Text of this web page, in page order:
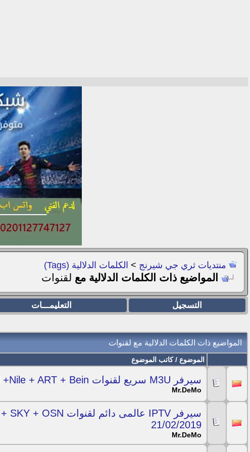
منتديات ثري جي شيرنج > الكلمات الدلالية (Tags)
المواضيع ذات الكلمات الدلالية مع لقنوات
التسجيل التعليمـــات
المواضيع ذات الكلمات الدلالية مع لقنوات
الموضوع / كاتب الموضوع
سيرفر M3U سريع لقنوات OSN +Nile + ART + Bein شغال ليوم 22/02/2019
Mr.DeMo
21/02/2019
Mr.DeMo